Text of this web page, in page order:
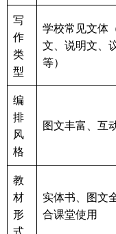
写
作
类
型
学校常见文体
文、说明文、
等）
编
排
风
格
图文丰富、互
教
材
形
实体书、图文
合课堂使用